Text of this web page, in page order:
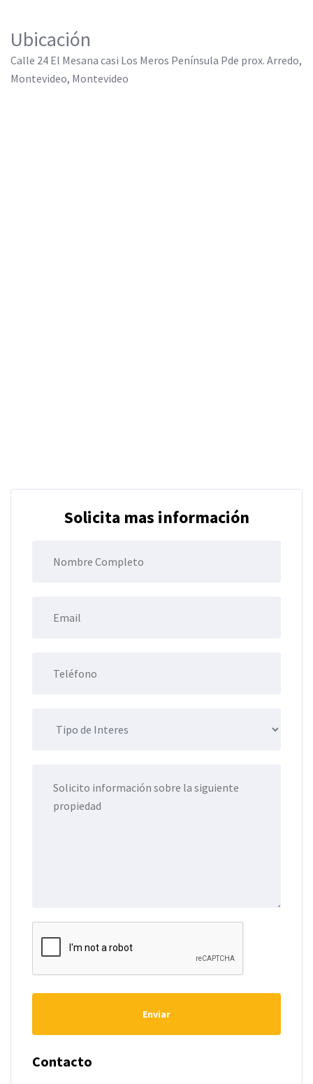
Ubicación
Calle 24 El Mesana casi Los Meros Península Pde prox. Arredo,
Montevideo, Montevideo
Solicita mas información
Enviar
Contacto